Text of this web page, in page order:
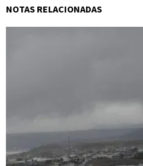
NOTAS RELACIONADAS